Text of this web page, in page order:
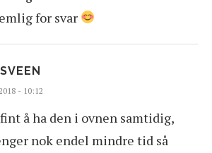
for svar
- 10:12
å ha den i ovnen samtidig,
nok endel mindre tid så